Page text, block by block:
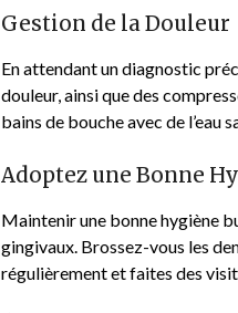
Gestion de la Douleur
En attendant un diagnostic
douleur, ainsi que des
bains de bouche avec de l’eau
Adoptez une Bonne
Maintenir une bonne hygiène
gingivaux. Brossez-vous les
régulièrement et faites des